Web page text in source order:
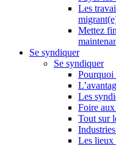
Les
Mettez
Se syndiquer
Se syndiquer
Pourquoi
Les
Foire
Tout sur
Les lieux